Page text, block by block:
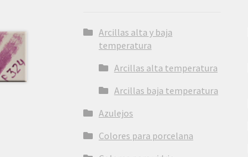
Arcillas alta y baja
temperatura
Arcillas alta temperatura
Arcillas baja temperatura
Azulejos
Colores para porcelana